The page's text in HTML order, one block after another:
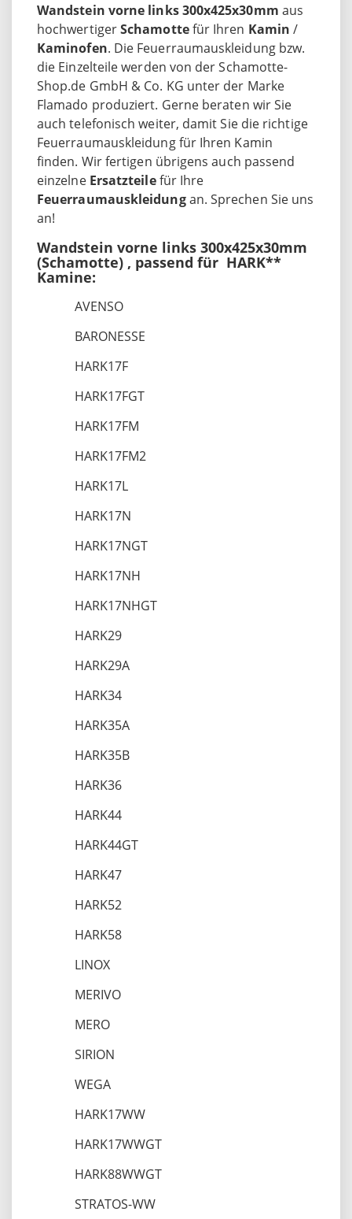
Wandstein vorne links 300x425x30mm aus
hochwertigerSchamottefür Ihren Kamin/
Kaminofen. Die Feuerraumauskleidung bzw.
die Einzelteile werden von der Schamotte-
Shop.de GmbH & Co. KG unter der Marke
Flamado produziert. Gerne beraten wir Sie
auch telefonisch weiter, damit Sie die richtige
Feuerraumauskleidung für Ihren Kamin
finden. Wir fertigen übrigens auch passend
einzelne Ersatzteilefür Ihre
Feuerraumauskleidungan. Sprechen Sie uns
an!
Wandstein vorne links 300x425x30mm
(Schamotte) , passend für HARK**
Kamine:
AVENSO
BARONESSE
HARK17F
HARK17FGT
HARK17FM
HARK17FM2
HARK17L
HARK17N
HARK17NGT
HARK17NH
HARK17NHGT
HARK29
HARK29A
HARK34
HARK35A
HARK35B
HARK36
HARK44
HARK44GT
HARK47
HARK52
HARK58
LINOX
MERIVO
MERO
SIRION
WEGA
HARK17WW
HARK17WWGT
HARK88WWGT
STRATOS-WW